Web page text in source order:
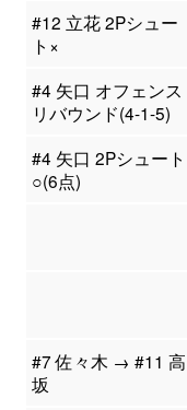
#12 立花 2Pシュー
ト×
#4 矢口 オフェンス
リバウンド(4-1-5)
#4 矢口 2Pシュート
○(6点)
#7 佐々木 → #11 高
坂